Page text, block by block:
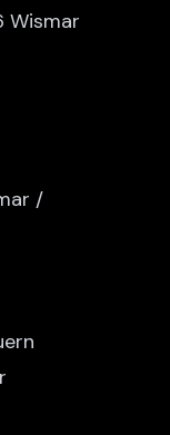
Wismar
/